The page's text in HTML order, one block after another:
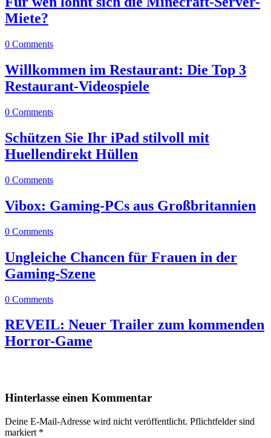
Miete?
0 Comments
Willkommen im Restaurant: Die Top 3
Restaurant-Videospiele
0 Comments
Schützen Sie Ihr iPad stilvoll mit
Huellendirekt Hüllen
0 Comments
Vibox: Gaming-PCs aus Großbritannien
0 Comments
Ungleiche Chancen für Frauen in der
Gaming-Szene
0 Comments
REVEIL: Neuer Trailer zum kommenden
Horror-Game
Hinterlasse einen Kommentar
Deine E-Mail-Adresse wird nicht veröffentlicht. Pflichtfelder sind
markiert *